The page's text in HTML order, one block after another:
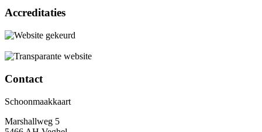
Accreditaties
Contact
Schoonmaakkaart
Marshallweg 5